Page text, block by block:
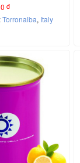
0 đ
Torronalba, Italy